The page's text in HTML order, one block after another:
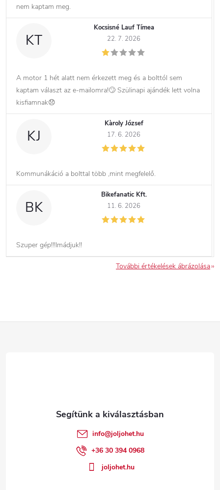
nem kaptam meg.
KT
Kocsisné Lauf Tímea
22. 7. 2026
A motor 1 hét alatt nem érkezett meg és a bolttól sem
kaptam választ az e-mailomra!🙄 Szülinapi ajándék lett volna
kisfiamnak😞
KJ
Kàroly József
17. 6. 2026
Kommunákáció a bolttal több ,mint megfelelő.
BK
Bikefanatic Kft.
11. 6. 2026
Szuper gép!!!Imádjuk!!
További értékelések ábrázolása
info@joljohet.hu
+36 30 394 0968
joljohet.hu